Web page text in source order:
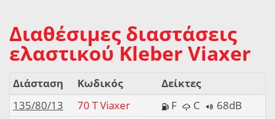
Διαθέσιμες διαστάσεις
ελαστικού Kleber Viaxer
Διάσταση Κωδικός
Δείκτες
135/80/13
70 T Viaxer F C
68dB